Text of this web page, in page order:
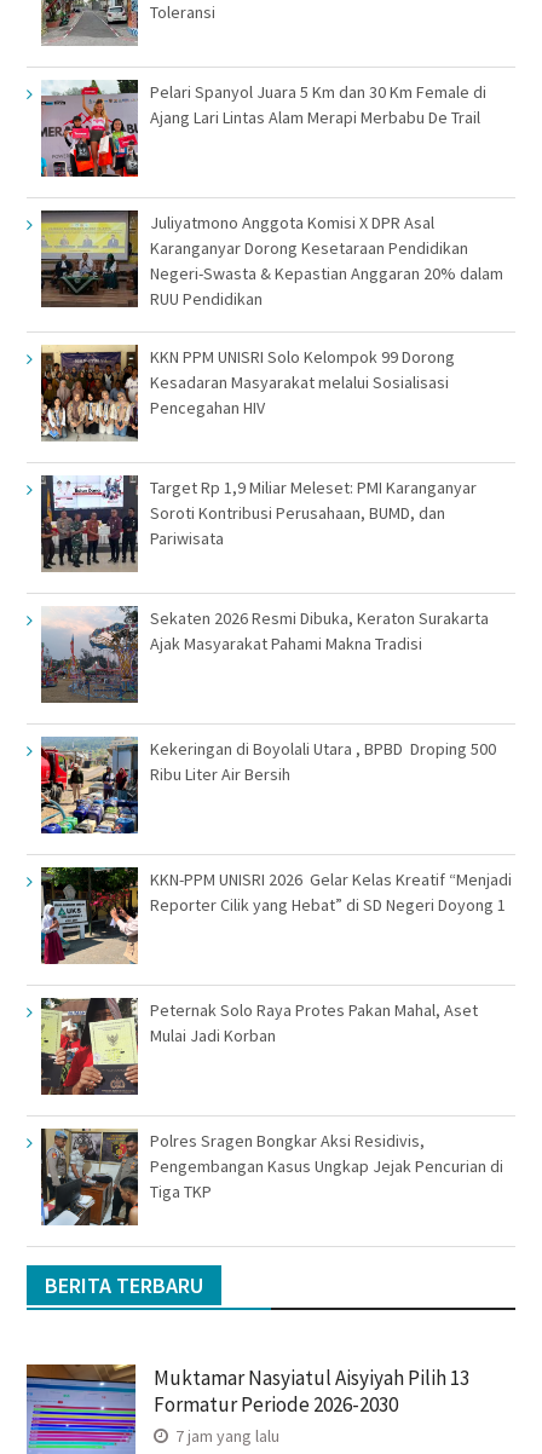
Toleransi
Pelari Spanyol Juara 5 Km dan 30 Km Female di
Ajang Lari Lintas Alam Merapi Merbabu De Trail
Juliyatmono Anggota Komisi X DPR Asal
Karanganyar Dorong Kesetaraan Pendidikan
Negeri-Swasta & Kepastian Anggaran 20% dalam
RUU Pendidikan
KKN PPM UNISRI Solo Kelompok 99 Dorong
Kesadaran Masyarakat melalui Sosialisasi
Pencegahan HIV
Target Rp 1,9 Miliar Meleset: PMI Karanganyar
Soroti Kontribusi Perusahaan, BUMD, dan
Pariwisata
Sekaten 2026 Resmi Dibuka, Keraton Surakarta
Ajak Masyarakat Pahami Makna Tradisi
Kekeringan di Boyolali Utara , BPBD Droping 500
Ribu Liter Air Bersih
KKN-PPM UNISRI 2026 Gelar Kelas Kreatif “Menjadi
Reporter Cilik yang Hebat” di SD Negeri Doyong 1
Peternak Solo Raya Protes Pakan Mahal, Aset
Mulai Jadi Korban
Polres Sragen Bongkar Aksi Residivis,
Pengembangan Kasus Ungkap Jejak Pencurian di
Tiga TKP
BERITA TERBARU
Muktamar Nasyiatul Aisyiyah Pilih 13
Formatur Periode 2026-2030
7 jam yang lalu